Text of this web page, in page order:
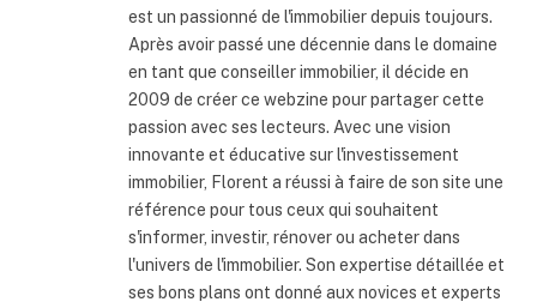
est un passionné de l'immobilier depuis toujours.
Après avoir passé une décennie dans le domaine
en tant que conseiller immobilier, il décide en
2009 de créer ce webzine pour partager cette
passion avec ses lecteurs. Avec une vision
innovante et éducative sur l'investissement
immobilier, Florent a réussi à faire de son site une
référence pour tous ceux qui souhaitent
s'informer, investir, rénover ou acheter dans
l'univers de l'immobilier. Son expertise détaillée et
ses bons plans ont donné aux novices et experts